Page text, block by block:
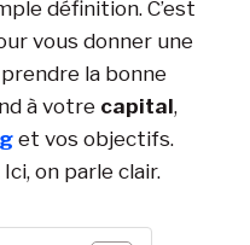
définition. C’est
vous donner une
la bonne
à votre capital,
et vos objectifs.
on parle clair.